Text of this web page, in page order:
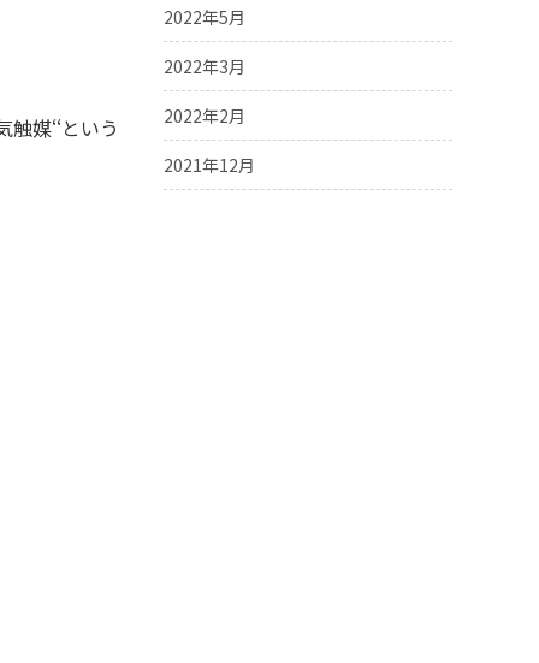
媒‘‘という
事です。
2022年5月
2022年3月
2022年2月
2021年12月